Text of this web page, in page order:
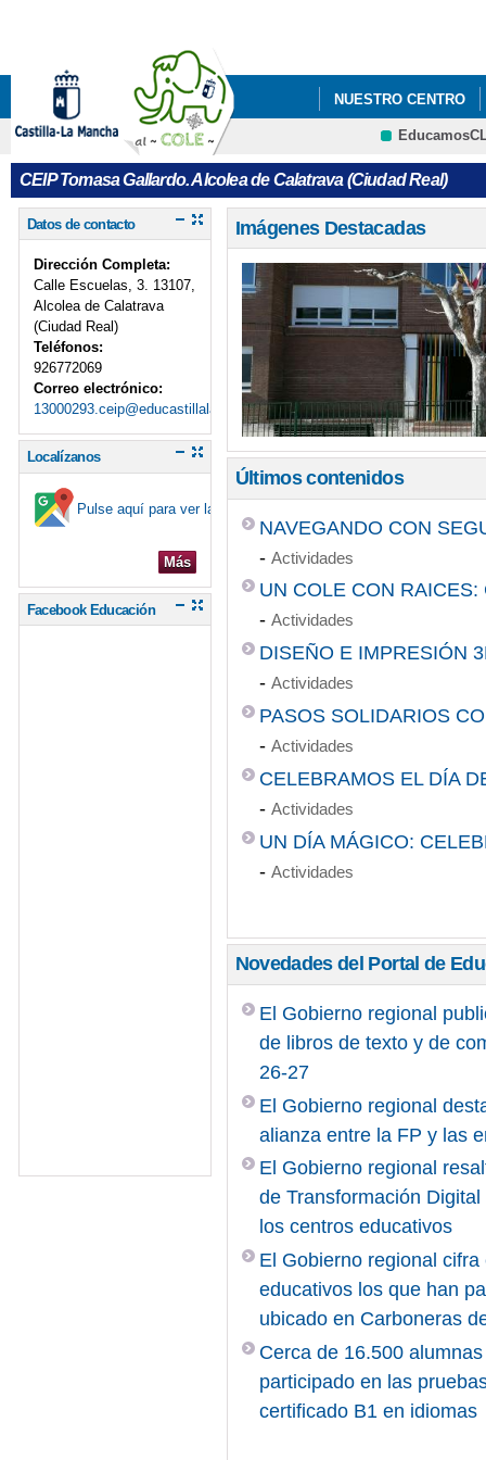
NUESTRO CENTRO
AL-COLE-@MEDIA
CIENCIA, ACTIVIDAD
DISEÑO E
NAVEGANDO CON
SEMBRANDO
TRADICIÓN Y
UN COLE CON
UN DÍA MÁGICO:
CRFP
CEIP Tomasa Gallardo. Alcolea de Calatrava (Ciudad Real)
Datos de contacto
Dirección Completa:
Calle Escuelas, 3. 13107,
Alcolea de Calatrava
(Ciudad Real)
Teléfonos:
926772069
Correo electrónico:
13000293.ceip@educastillalamancha.es
Localízanos
Pulse aquí para ver la ubicación en el mapa
Más
Facebook Educación
Imágenes Destacadas
Últimos contenidos
NAVEGANDO CON
- Actividades
UN COLE CON
- Actividades
DISEÑO E IMPRESIÓN
- Actividades
PASOS SOLIDARIOS
- Actividades
CELEBRAMOS EL DÍA
- Actividades
UN DÍA MÁGICO:
- Actividades
Novedades del Portal de
El Gobierno regional
de libros de texto y de
26-27
El Gobierno regional
alianza entre la FP y las
El Gobierno regional
de Transformación
los centros educativos
El Gobierno regional
educativos los que han
ubicado en Carboneras
Cerca de 16.500
participado en las
certificado B1 en idiomas